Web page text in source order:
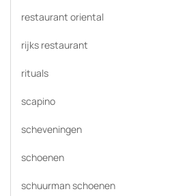
restaurant oriental
rijks restaurant
rituals
scapino
scheveningen
schoenen
schuurman schoenen